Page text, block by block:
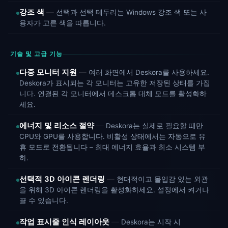
강조 색
선택과 선택 테두리는 Windows 강조 색 또는 사
용자가 고른 색을 따릅니다.
기술 및 고급 기능
다중 모니터 지원
여러 화면에서 Deskora를 사용하세요.
Deskora가 표시되는 각 모니터는 고유한 저장된 상태를 가집
니다. 연결된 각 모니터에서 데스크톱 대체 모드를 활성화하
세요.
에너지 및 리소스 절약
Deskora는 실제로 필요할 때만
CPU와 GPU를 사용합니다. 비활성 상태에서는 자동으로 유
휴 모드로 전환됩니다 – 최대 에너지 효율과 최소 시스템 부
하.
선택적 3D 아이콘 렌더링
현대적이고 몰입감 있는 외관
을 위해 3D 아이콘 렌더링을 활성화하세요. 설정에서 켜거나
끌 수 있습니다.
작업 표시줄 인식 레이아웃
Deskora는 시작 시